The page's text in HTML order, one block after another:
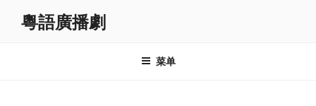
粵語廣播劇
菜单